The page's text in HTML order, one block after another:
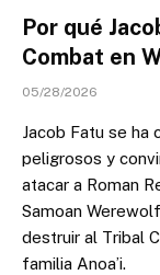
Por qué
Combat en
05/28/2026
Jacob Fatu se ha
peligrosos y
atacar a Roman
Samoan
destruir al Tribal
familia Anoa’i.